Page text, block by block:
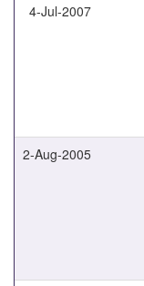
4-Jul-2007
2-Aug-2005